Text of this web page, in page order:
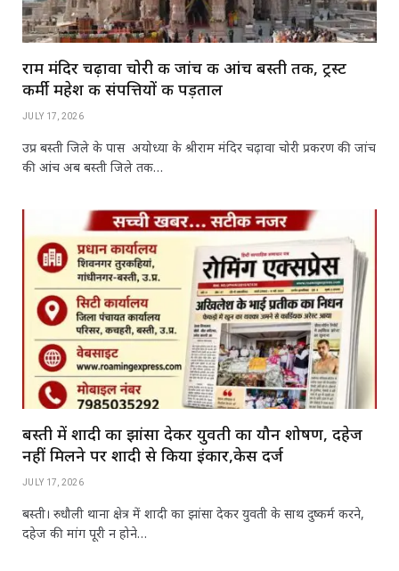
राम मंदिर चढ़ावा चोरी की जांच की आंच बस्ती तक, ट्रस्ट
कर्मी महेश की संपत्तियों की पड़ताल
JULY 17, 2026
उप्र बस्ती जिले के पास अयोध्या के श्रीराम मंदिर चढ़ावा चोरी प्रकरण की जांच
की आंच अब बस्ती जिले तक…
बस्ती में शादी का झांसा देकर युवती का यौन शोषण, दहेज
नहीं मिलने पर शादी से किया इंकार,केस दर्ज
JULY 17, 2026
बस्ती। रुधौली थाना क्षेत्र में शादी का झांसा देकर युवती के साथ दुष्कर्म करने,
दहेज की मांग पूरी न होने…